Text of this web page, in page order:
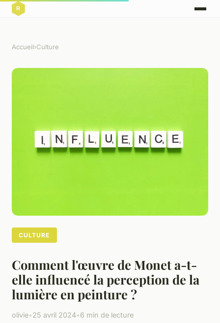
Accueil›Culture
CULTURE
Comment l'œuvre de Monet a-t-
elle influencé la perception de la
lumière en peinture ?
olivie•25 avril 2024•6 min de lecture